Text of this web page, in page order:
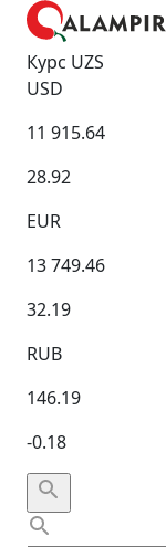
Курс UZS
USD
11 915.64
28.92
EUR
13 749.46
32.19
RUB
146.19
-0.18